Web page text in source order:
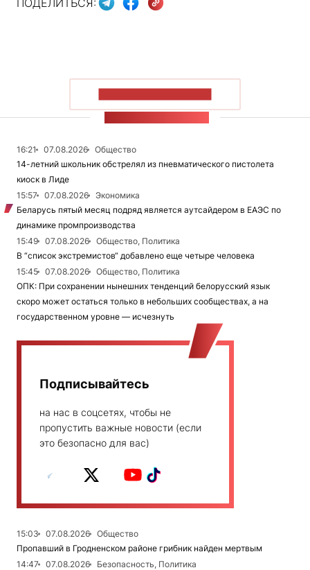
ПОДЕЛИТЬСЯ:
16:21 07.08.2026
Общество
14-летний школьник обстрелял из пневматического пистолета
киоск в Лиде
15:57
07.08.2026
Экономика
Беларусь пятый месяц подряд является аутсайдером в ЕАЭС по
динамике промпроизводства
15:49
07.08.2026
Общество, Политика
В “список экстремистов“ добавлено еще четыре человека
15:45
07.08.2026
Общество, Политика
ОПК: При сохранении нынешних тенденций белорусский язык
скоро может остаться только в небольших сообществах, а на
государственном уровне — исчезнуть
Подписывайтесь
на нас в соцсетях, чтобы не
пропустить важные новости (если
это безопасно для вас)
15:03 07.08.2026
Общество
Пропавший в Гродненском районе грибник найден мертвым
14:47
07.08.2026
Безопасность, Политика